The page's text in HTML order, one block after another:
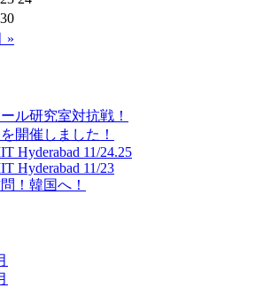
»
30
ル研究室対抗戦！
開催しました！
Hyderabad 11/24.25
Hyderabad 11/23
！韓国へ！